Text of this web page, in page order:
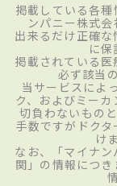
掲載している各
ンパニー株式会
出来るだけ正確
に保
掲載されている
必ず該当
当サービスによ
ク、およびミー
切負わないもの
手数ですがドク
け
なお、「マイナ
関」の情報につき